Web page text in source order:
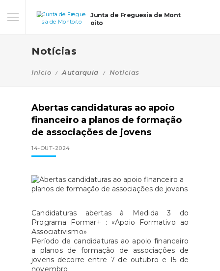
Junta de Freguesia de Mont
oito
Notícias
Início Autarquia Notícias
Abertas candidaturas ao apoio
financeiro a planos de formação
de associações de jovens
14-OUT-2024
Candidaturas abertas à Medida 3 do
Programa Formar+ : «Apoio Formativo ao
Associativismo»
Período de candidaturas ao apoio financeiro
a planos de formação de associações de
jovens decorre entre 7 de outubro e 15 de
novembro.